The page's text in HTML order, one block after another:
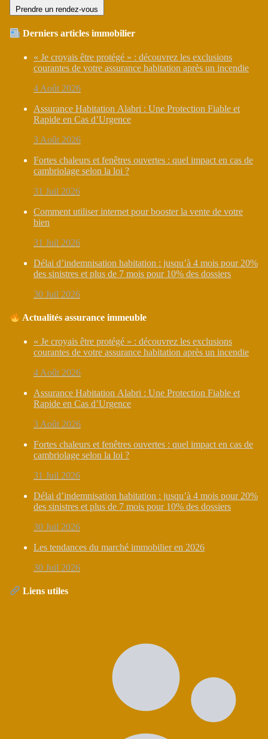
Prendre un rendez-vous
Derniers articles immobilier
« Je croyais être protégé » : découvrez les exclusions
courantes de votre assurance habitation après un incendie
4 Août 2026
Assurance Habitation Alabri : Une Protection Fiable et
Rapide en Cas d’Urgence
3 Août 2026
Fortes chaleurs et fenêtres ouvertes : quel impact en cas de
cambriolage selon la loi ?
31 Juil 2026
Comment utiliser internet pour booster la vente de votre
bien
31 Juil 2026
Délai d’indemnisation habitation : jusqu’à 4 mois pour 20%
des sinistres et plus de 7 mois pour 10% des dossiers
30 Juil 2026
Actualités assurance immeuble
« Je croyais être protégé » : découvrez les exclusions
courantes de votre assurance habitation après un incendie
4 Août 2026
Assurance Habitation Alabri : Une Protection Fiable et
Rapide en Cas d’Urgence
3 Août 2026
Fortes chaleurs et fenêtres ouvertes : quel impact en cas de
cambriolage selon la loi ?
31 Juil 2026
Délai d’indemnisation habitation : jusqu’à 4 mois pour 20%
des sinistres et plus de 7 mois pour 10% des dossiers
30 Juil 2026
Les tendances du marché immobilier en 2026
30 Juil 2026
Liens utiles